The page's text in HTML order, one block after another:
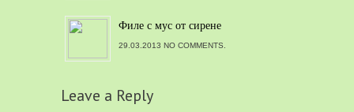
Филе с мус от сирене
29.03.2013 NO COMMENTS.
Leave a Reply